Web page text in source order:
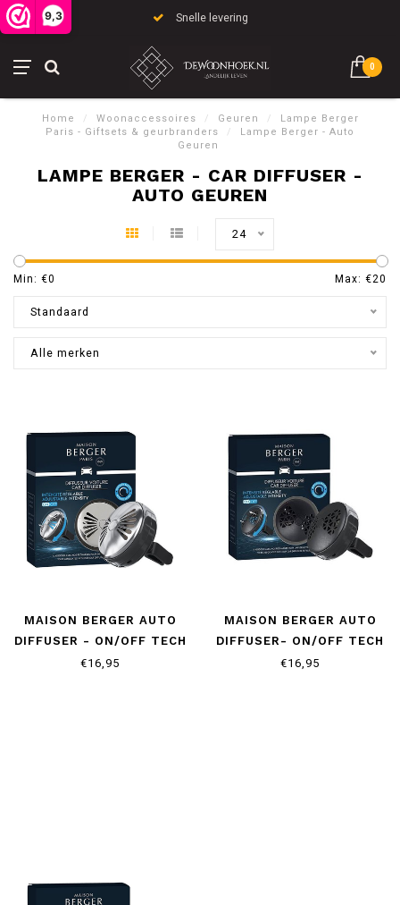
9,3 Snelle levering
0
Home / Woonaccessoires / Geuren /
Lampe Berger
Paris - Giftsets & geurbranders
/
Lampe Berger - Auto
Geuren
LAMPE BERGER - CAR DIFFUSER -
AUTO GEUREN
24
Min: €0 Max: €20
Standaard
Alle merken
MAISON BERGER AUTO
DIFFUSER - ON/OFF TECH
FLASH
€16,95
MAISON BERGER AUTO
DIFFUSER- ON/OFF TECH
SMART
€16,95